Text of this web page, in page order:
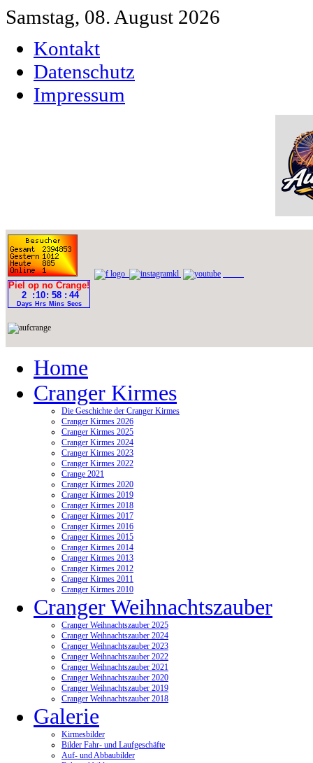
Samstag, 08. August 2026
Kontakt
Datenschutz
Impressum
Home
Cranger Kirmes
Die Geschichte der Cranger Kirmes
Cranger Kirmes 2026
Cranger Kirmes 2025
Cranger Kirmes 2024
Cranger Kirmes 2023
Cranger Kirmes 2022
Crange 2021
Cranger Kirmes 2020
Cranger Kirmes 2019
Cranger Kirmes 2018
Cranger Kirmes 2017
Cranger Kirmes 2016
Cranger Kirmes 2015
Cranger Kirmes 2014
Cranger Kirmes 2013
Cranger Kirmes 2012
Cranger Kirmes 2011
Cranger Kirmes 2010
Cranger Weihnachtszauber
Cranger Weihnachtszauber 2025
Cranger Weihnachtszauber 2024
Cranger Weihnachtszauber 2023
Cranger Weihnachtszauber 2022
Cranger Weihnachtszauber 2021
Cranger Weihnachtszauber 2020
Cranger Weihnachtszauber 2019
Cranger Weihnachtszauber 2018
Galerie
Kirmesbilder
Bilder Fahr- und Laufgeschäfte
Auf- und Abbaubilder